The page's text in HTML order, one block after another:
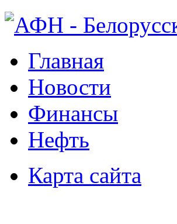
Главная
Новости
Финансы
Нефть
Карта сайта